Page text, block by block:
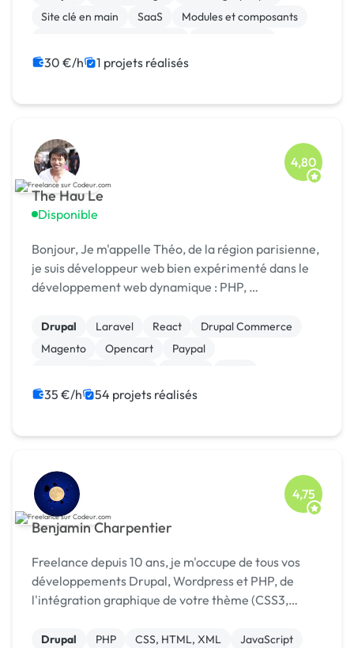
Site clé en main
SaaS
Modules et composants
Integration HTML
Installation de Script
30 €/h 1 projets réalisés
The Hau Le
Disponible
4,80
Bonjour, Je m'appelle Théo, de la région parisienne,
je suis développeur web bien expérimenté dans le
développement web dynamique : PHP, …
Drupal Laravel React
Drupal Commerce
Magento
Opencart
Paypal
35 €/h 54 projets réalisés
Benjamin Charpentier
4,75
Freelance depuis 10 ans, je m'occupe de tous vos
développements Drupal, Wordpress et PHP, de
l'intégration graphique de votre thème (CSS3,
votre site pour les moteurs de recherche (in-page et
Drupal PHP CSS, HTML, XML
JavaScript